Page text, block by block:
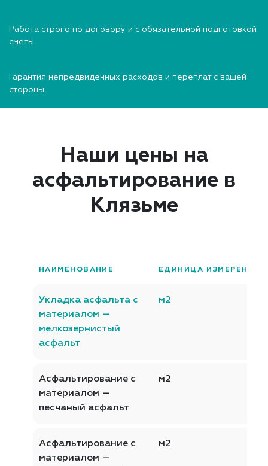
Работа строго по договору и с обязательной подготовкой
сметы.
Гарантия непредвиденных расходов и переплат с вашей
стороны.
Наши цены на
асфальтирование в
Клязьме
НАИМЕНОВАНИЕ ЕДИНИЦА ИЗМЕРЕНИЯ
Укладка асфальта с
материалом —
мелкозернистый
асфальт
м2
Асфальтирование с
материалом —
песчаный асфальт
м2
Асфальтирование с
материалом —
м2